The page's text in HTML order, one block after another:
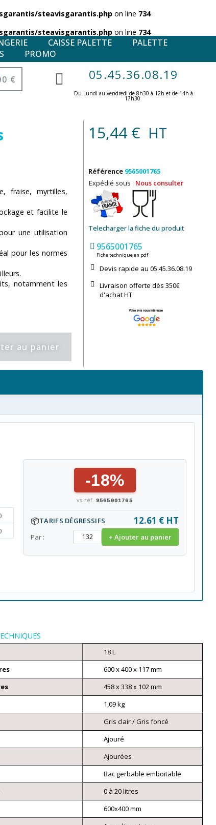
steavisgarantis.php on line 734
steavisgarantis.php on line 734
CAISSE PALETTE
PALETTE
PROMO
€ 05.45.36.08.19
Du Lundi au vendredi de 8h30 à 12h et de 14h à
17h30 ​
fraise, myrtilles,
et facilite le
une utilisation
pour les normes
notamment les
au panier
15,44 € HT
Référence 9565001765
Expédié sous : Nous consulter
Telecharger la fiche du produit
9565001765
Fiche technique en pdf
Devis rapide au 05.45.36.08.19​
Livraison offerte dès 350€
d'achat​ HT
-18%
vs réf. 9565001765
📦TARIFS DÉGRESSIFS 12.61 € HT
Par : + Ajouter au panier
18 L
600 x 400 x 117 mm
458 x 338 x 102 mm
1,09 kg
Gris clair / Gris foncé
Ajouré
Ajourées
Bac gerbable emboitable
0 à 20 litres
600x400 mm